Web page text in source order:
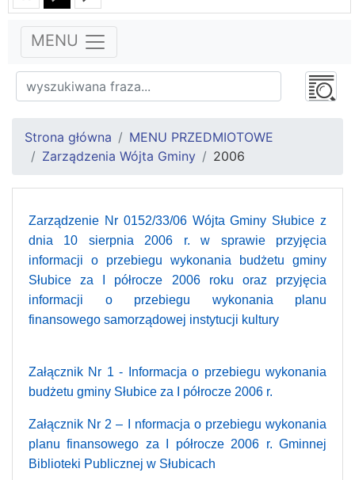
MENU
Strona główna
MENU PRZEDMIOTOWE
Zarządzenia Wójta Gminy
2006
Zarządzenie Nr 0152/33/06 Wójta Gminy Słubice z
dnia 10 sierpnia 2006 r. w sprawie przyjęcia
informacji o przebiegu wykonania budżetu gminy
Słubice za I półrocze 2006 roku oraz przyjęcia
informacji o przebiegu wykonania planu
finansowego samorządowej instytucji kultury
Załącznik Nr 1 - Informacja o przebiegu wykonania
budżetu gminy Słubice za I półrocze 2006 r.
Załącznik Nr 2 – I
nformacja o przebiegu wykonania
planu finansowego za I półrocze 2006 r. Gminnej
Biblioteki Publicznej w Słubicach